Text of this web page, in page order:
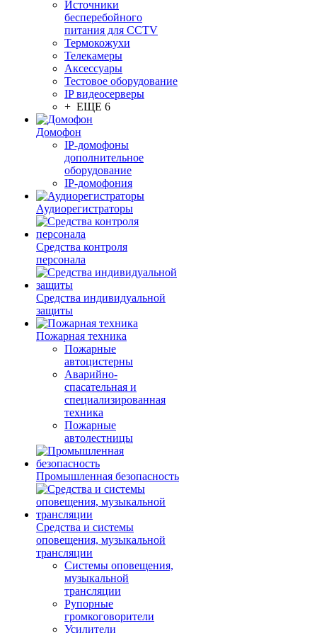
Источники
бесперебойного
питания для CCTV
Термокожухи
Телекамеры
Аксессуары
Тестовое оборудование
IP видеосерверы
+ ЕЩЕ 6
Домофон
IP-домофоны
дополнительное
оборудование
IP-домофония
Аудиорегистраторы
Средства контроля
персонала
Средства индивидуальной
защиты
Пожарная техника
Пожарные
автоцистерны
Аварийно-
спасательная и
специализированная
техника
Пожарные
автолестницы
Промышленная безопасность
Средства и системы
оповещения, музыкальной
трансляции
Системы оповещения,
музыкальной
трансляции
Рупорные
громкоговорители
Усилители